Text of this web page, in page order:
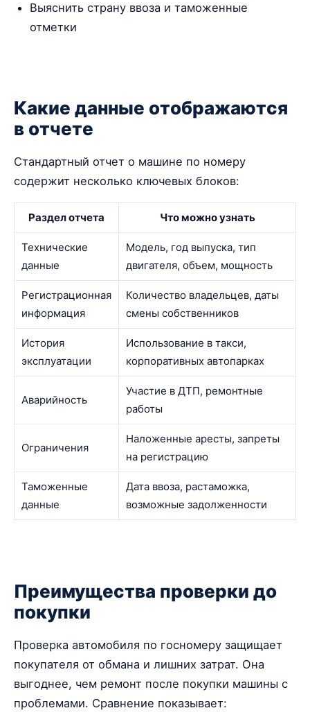
Выяснить страну ввоза и таможенные
отметки
Какие данные отображаются
в отчете
Стандартный отчет о машине по номеру
содержит несколько ключевых блоков:
Раздел отчета Что можно узнать
Технические
данные
Модель, год выпуска, тип
двигателя, объем, мощность
Регистрационная
информация
Количество владельцев, даты
смены собственников
История
эксплуатации
Использование в такси,
корпоративных автопарках
Аварийность
Участие в ДТП, ремонтные
работы
Ограничения
Наложенные аресты, запреты
на регистрацию
Таможенные
данные
Дата ввоза, растаможка,
возможные задолженности
Преимущества проверки до
покупки
Проверка автомобиля по госномеру защищает
покупателя от обмана и лишних затрат. Она
выгоднее, чем ремонт после покупки машины с
проблемами. Сравнение показывает: